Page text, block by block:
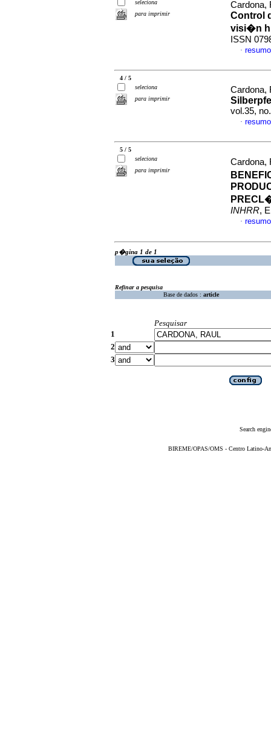
seleciona
para imprimir
Cardona,
Control
visi�n
ISSN
·
4 / 5
seleciona
para imprimir
vol.35,
·
5 / 5
seleciona
para imprimir
INHRR,
·
p�gina 1 de 1
Refinar a pesquisa
Base de dados : article
Pesquisar
1
2
3
Search
BIREME/OPAS/OMS - Centro Latino-